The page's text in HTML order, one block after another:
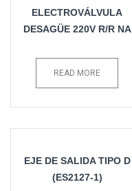
ELECTROVÁLVULA
DESAGÜE 220V R/R NA
READ MORE
EJE DE SALIDA TIPO D
(ES2127-1)